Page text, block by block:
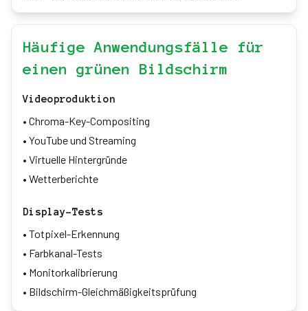
Häufige Anwendungsfälle für
einen grünen Bildschirm
Videoproduktion
• Chroma-Key-Compositing
• YouTube und Streaming
• Virtuelle Hintergründe
• Wetterberichte
Display-Tests
• Totpixel-Erkennung
• Farbkanal-Tests
• Monitorkalibrierung
• Bildschirm-Gleichmäßigkeitsprüfung